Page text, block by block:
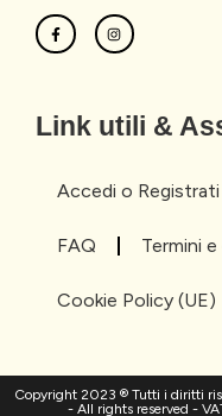
Link utili &
Accedi o Registrati
FAQ Termini
Cookie Policy (UE)
Copyright 2023 ® Tutti i diritti
- All rights reserved -